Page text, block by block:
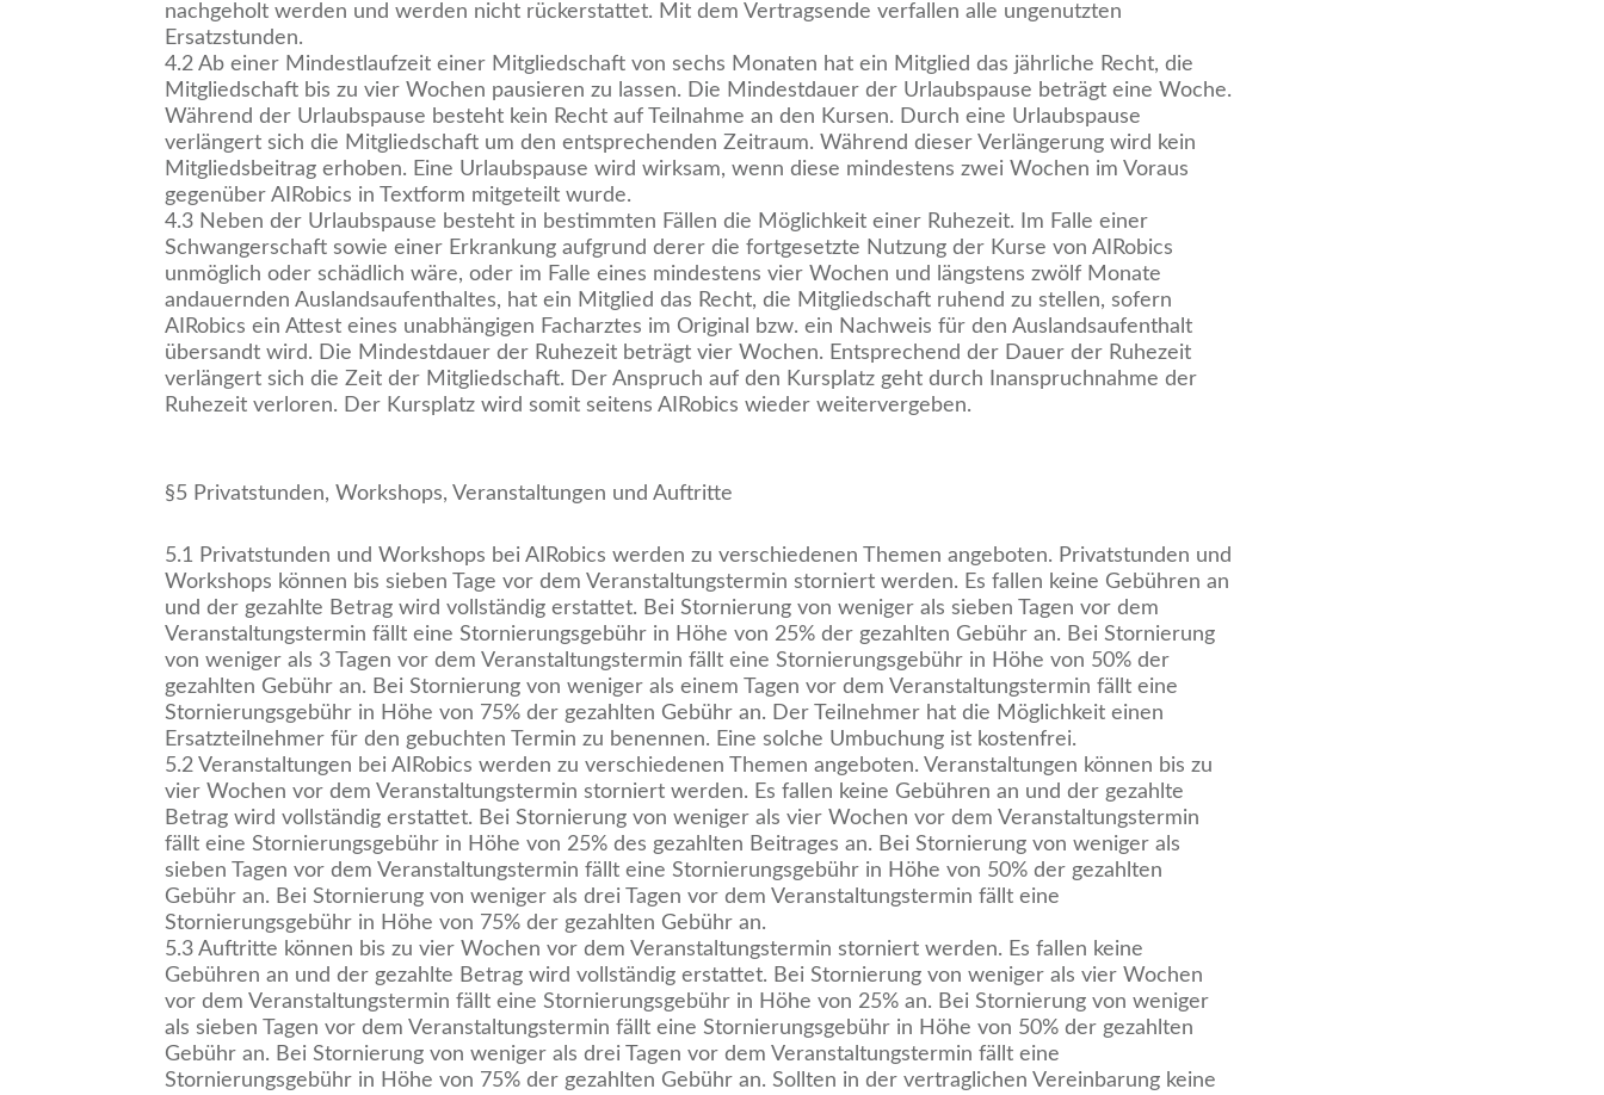
nachgeholt werden und werden nicht rückerstattet. Mit dem Vertragsende verfallen alle ungenutzten
Ersatzstunden.
4.2 Ab einer Mindestlaufzeit einer Mitgliedschaft von sechs Monaten hat ein Mitglied das jährliche Recht, die
Mitgliedschaft bis zu vier Wochen pausieren zu lassen. Die Mindestdauer der Urlaubspause beträgt eine Woche.
Während der Urlaubspause besteht kein Recht auf Teilnahme an den Kursen. Durch eine Urlaubspause
verlängert sich die Mitgliedschaft um den entsprechenden Zeitraum. Während dieser Verlängerung wird kein
Mitgliedsbeitrag erhoben. Eine Urlaubspause wird wirksam, wenn diese mindestens zwei Wochen im Voraus
gegenüber AIRobics in Textform mitgeteilt wurde.
4.3 Neben der Urlaubspause besteht in bestimmten Fällen die Möglichkeit einer Ruhezeit. Im Falle einer
Schwangerschaft sowie einer Erkrankung aufgrund derer die fortgesetzte Nutzung der Kurse von AIRobics
unmöglich oder schädlich wäre, oder im Falle eines mindestens vier Wochen und längstens zwölf Monate
andauernden Auslandsaufenthaltes, hat ein Mitglied das Recht, die Mitgliedschaft ruhend zu stellen, sofern
AIRobics ein Attest eines unabhängigen Facharztes im Original bzw. ein Nachweis für den Auslandsaufenthalt
übersandt wird. Die Mindestdauer der Ruhezeit beträgt vier Wochen. Entsprechend der Dauer der Ruhezeit
verlängert sich die Zeit der Mitgliedschaft. Der Anspruch auf den Kursplatz geht durch Inanspruchnahme der
Ruhezeit verloren. Der Kursplatz wird somit seitens AIRobics wieder weitervergeben.
§5 Privatstunden, Workshops, Veranstaltungen und Auftritte
5.1 Privatstunden und Workshops bei AIRobics werden zu verschiedenen Themen angeboten. Privatstunden und
Workshops können bis sieben Tage vor dem Veranstaltungstermin storniert werden. Es fallen keine Gebühren an
und der gezahlte Betrag wird vollständig erstattet. Bei Stornierung von weniger als sieben Tagen vor dem
Veranstaltungstermin fällt eine Stornierungsgebühr in Höhe von 25% der gezahlten Gebühr an. Bei Stornierung
von weniger als 3 Tagen vor dem Veranstaltungstermin fällt eine Stornierungsgebühr in Höhe von 50% der
gezahlten Gebühr an. Bei Stornierung von weniger als einem Tagen vor dem Veranstaltungstermin fällt eine
Stornierungsgebühr in Höhe von 75% der gezahlten Gebühr an. Der Teilnehmer hat die Möglichkeit einen
Ersatzteilnehmer für den gebuchten Termin zu benennen. Eine solche Umbuchung ist kostenfrei.
5.2 Veranstaltungen bei AIRobics werden zu verschiedenen Themen angeboten. Veranstaltungen können bis zu
vier Wochen vor dem Veranstaltungstermin storniert werden. Es fallen keine Gebühren an und der gezahlte
Betrag wird vollständig erstattet. Bei Stornierung von weniger als vier Wochen vor dem Veranstaltungstermin
fällt eine Stornierungsgebühr in Höhe von 25% des gezahlten Beitrages an. Bei Stornierung von weniger als
sieben Tagen vor dem Veranstaltungstermin fällt eine Stornierungsgebühr in Höhe von 50% der gezahlten
Gebühr an. Bei Stornierung von weniger als drei Tagen vor dem Veranstaltungstermin fällt eine
Stornierungsgebühr in Höhe von 75% der gezahlten Gebühr an.
5.3 Auftritte können bis zu vier Wochen vor dem Veranstaltungstermin storniert werden. Es fallen keine
Gebühren an und der gezahlte Betrag wird vollständig erstattet. Bei Stornierung von weniger als vier Wochen
vor dem Veranstaltungstermin fällt eine Stornierungsgebühr in Höhe von 25% an. Bei Stornierung von weniger
als sieben Tagen vor dem Veranstaltungstermin fällt eine Stornierungsgebühr in Höhe von 50% der gezahlten
Gebühr an. Bei Stornierung von weniger als drei Tagen vor dem Veranstaltungstermin fällt eine
Stornierungsgebühr in Höhe von 75% der gezahlten Gebühr an. Sollten in der vertraglichen Vereinbarung keine